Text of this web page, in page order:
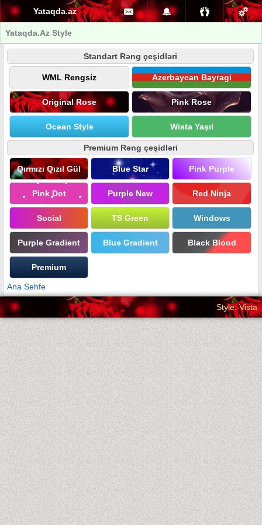
Yataqda.az
Yataqda.Az Style
Standart Rəng çeşidləri
WML Rengsiz Azerbaycan Bayragi
Original Rose Pink Rose
Ocean Style Wista Yaşıl
Premium Rəng çeşidləri
Qırmızı Qızıl Gül Blue Star Pink Purple
Pink Dot Purple New Red Ninja
Social TS Green Windows
Purple Gradient Blue Gradient Black Blood
Premium
Ana Sehfe
Style: Vista